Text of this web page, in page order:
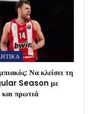
Να κλείσει τη
Season με
και πρωτιά